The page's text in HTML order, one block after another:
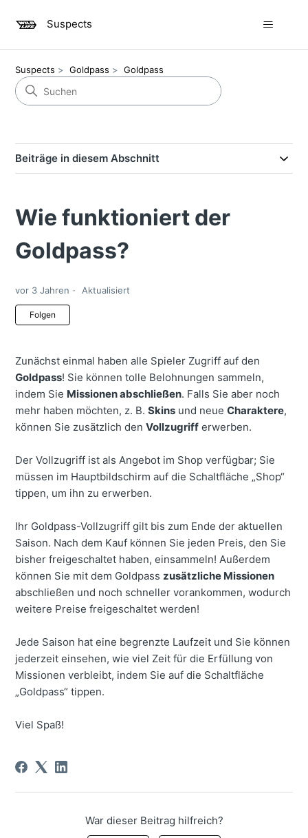
Suspects
Suspects Goldpass Goldpass
Beiträge in diesem Abschnitt
Wie funktioniert der
Goldpass?
vor 3 Jahren Aktualisiert
Folgen
Zunächst einmal haben alle Spieler Zugriff auf den
Goldpass! Sie können tolle Belohnungen sammeln,
indem Sie Missionen abschließen. Falls Sie aber noch
mehr haben möchten, z. B.Skins und neueCharaktere,
können Sie zusätzlich denVollzugriff erwerben.
Der Vollzugriff ist als Angebot im Shop verfügbar; Sie
müssen im Hauptbildschirm auf die Schaltfläche „Shop“
tippen, um ihn zu erwerben.
Ihr Goldpass-Vollzugriff gilt bis zum Ende der aktuellen
Saison. Nach dem Kauf können Sie jeden Preis, den Sie
bisher freigeschaltet haben, einsammeln! Außerdem
können Sie mit dem Goldpasszusätzliche Missionen
abschließen und noch schneller vorankommen, wodurch
weitere Preise freigeschaltet werden!
Jede Saison hat eine begrenzte Laufzeit und Sie können
jederzeit einsehen, wie viel Zeit für die Erfüllung von
Missionen verbleibt, indem Sie auf die Schaltfläche
„Goldpass“ tippen.
Viel Spaß!
War dieser Beitrag hilfreich?